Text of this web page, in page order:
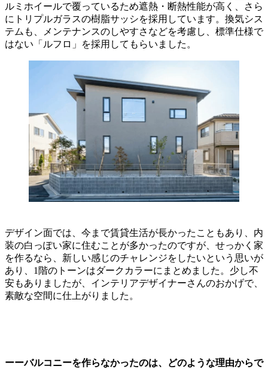
ルミホイールで覆っているため遮熱・断熱性能が高く、さら
にトリプルガラスの樹脂サッシを採用しています。換気シス
テムも、メンテナンスのしやすさなどを考慮し、標準仕様で
はない「ルフロ」を採用してもらいました。
デザイン面では、今まで賃貸生活が長かったこともあり、内
装の白っぽい家に住むことが多かったのですが、せっかく家
を作るなら、新しい感じのチャレンジをしたいという思いが
あり、1階のトーンはダークカラーにまとめました。少し不
安もありましたが、インテリアデザイナーさんのおかげで、
素敵な空間に仕上がりました。
ーーバルコニーを作らなかったのは、どのような理由からで